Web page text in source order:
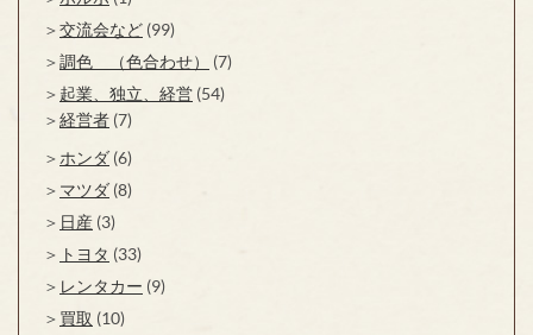
交流会など (99)
調色 （色合わせ）
(7)
起業、独立、経営 (54)
経営者 (7)
ホンダ (6)
マツダ (8)
日産 (3)
トヨタ (33)
レンタカー (9)
買取 (10)